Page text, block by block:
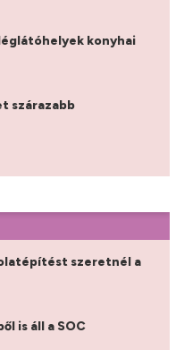
konyhai
szárazabb
szeretnél a
is áll a SOC